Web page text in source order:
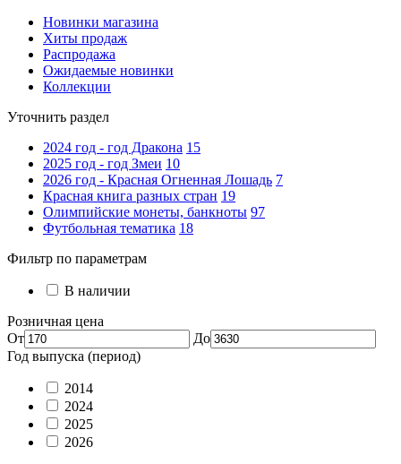
Новинки магазина
Хиты продаж
Распродажа
Ожидаемые новинки
Коллекции
Уточнить раздел
2024 год - год Дракона 15
2025 год - год Змеи 10
2026 год - Красная Огненная Лошадь 7
Красная книга разных стран 19
Олимпийские монеты, банкноты 97
Футбольная тематика 18
Фильтр по параметрам
В наличии
Розничная цена
От
До
Год выпуска (период)
2014
2024
2025
2026